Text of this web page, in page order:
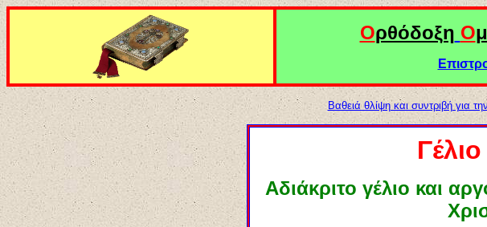
Ορθόδοξη Ο
Βαθειά θλίψη και συντριβή για
Αδιάκριτο γέλιο και